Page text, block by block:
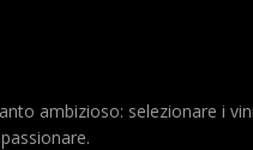
ambizioso: selezionare i